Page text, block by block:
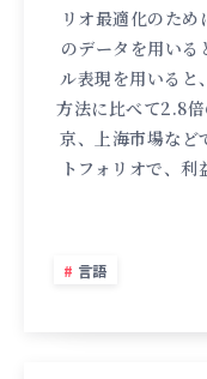
リオ最適化のた
のデータを用いる
ル表現を用いると
方法に比べて2.8
京、上海市場など
トフォリオで、
言語